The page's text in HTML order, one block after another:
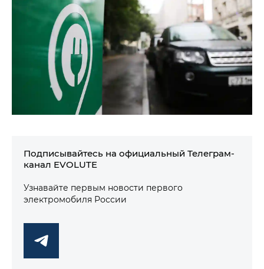
Подписывайтесь на официальный Телеграм-
канал EVOLUTE
Узнавайте первым новости первого
электромобиля России